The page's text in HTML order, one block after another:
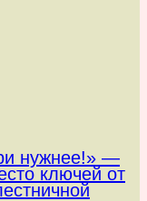
нужнее!» —
ключей от